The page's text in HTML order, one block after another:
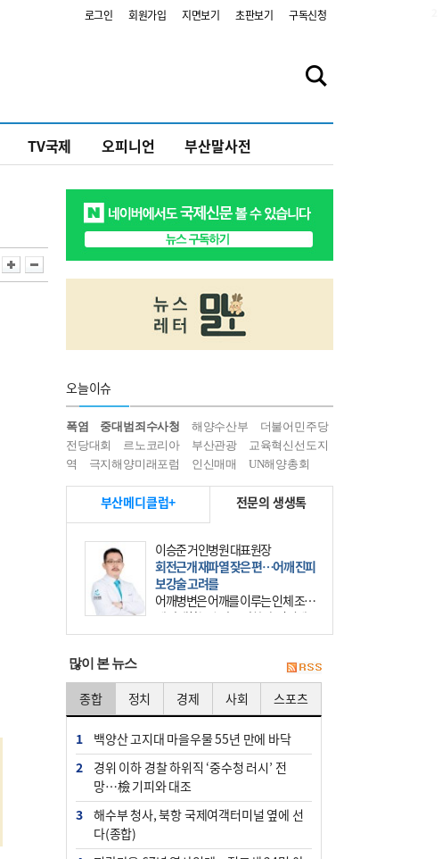
로그인 회원가입 지면보기 초판보기 구독신청
TV국제 오피니언 부산말사전
오늘이슈
폭염 중대범죄수사청 해양수산부
더불어민주당
전당대회
르노코리아 부산관광
교육혁신선도지
역
극지해양미래포럼 인신매매 UN해양총회
부산메디클럽+ 전문의 생생톡
이승준 거인병원 대표원장
회전근개 재파열 잦은 편…어깨 진피
보강술 고려를
어깨병변은 어깨를 이루는 인체 조직
에 발생하는 손상을 말한다. 여기에
는 오십견과 회전근개 증후군, 어깨
많이 본 뉴스
종합 정치 경제 사회 스포츠
1
백양산 고지대 마을우물 55년 만에 바닥
2
경위 이하 경찰 하위직 ‘중수청 러시’ 전
망…檢 기피와 대조
3
해수부 청사, 북항 국제여객터미널 옆에 선
다(종합)